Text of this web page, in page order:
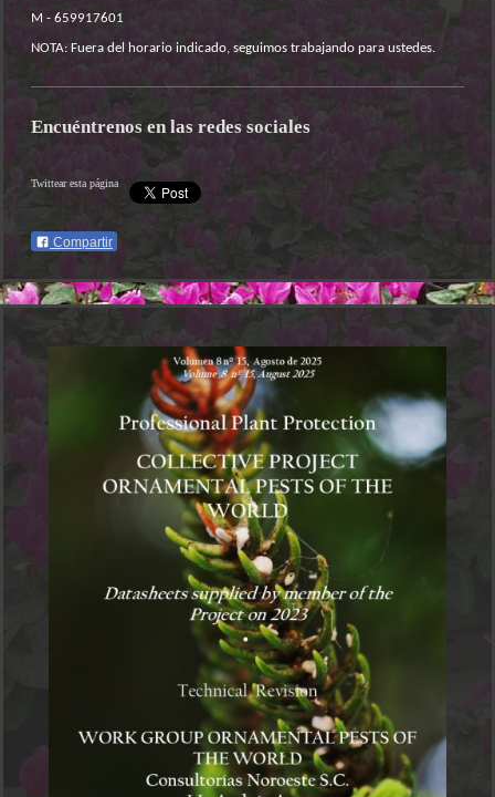
M - 659917601
NOTA: Fuera del horario indicado, seguimos trabajando para ustedes.
Encuéntrenos en las redes sociales
Twittear esta página
Compartir